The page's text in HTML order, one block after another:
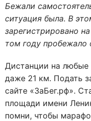
Бежали
ситуация была. В
зарегистрировано
том году пробежало
Дистанции на любые
даже 21 км. Подать
сайте «ЗаБег.рф».
площади имени
помни, чтобы